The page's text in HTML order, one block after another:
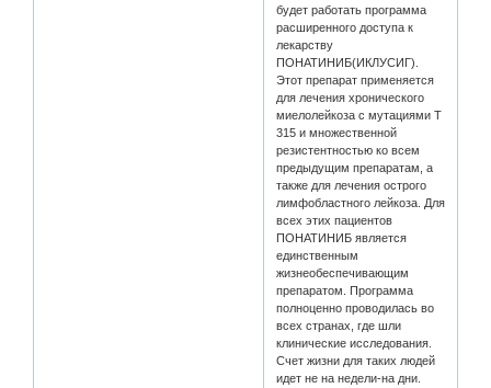
будет работать программа
расширенного доступа к
лекарству
ПОНАТИНИБ(ИКЛУСИГ).
Этот препарат применяется
для лечения хронического
миелолейкоза с мутациями Т
315 и множественной
резистентностью ко всем
предыдущим препаратам, а
также для лечения острого
лимфобластного лейкоза. Для
всех этих пациентов
ПОНАТИНИБ является
единственным
жизнеобеспечивающим
препаратом. Программа
полноценно проводилась во
всех странах, где шли
клинические исследования.
Счет жизни для таких людей
идет не на недели-на дни.